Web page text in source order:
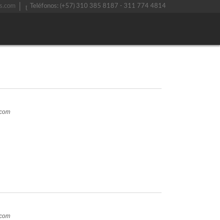
Teléfonos: (+57) 310 385 8187 - 311 774 4814